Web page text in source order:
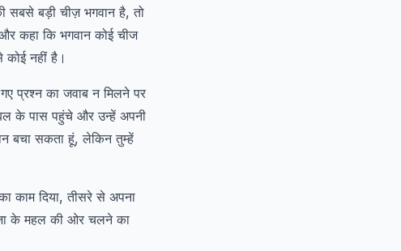
सबसे बड़ी चीज़ भगवान है, तो
कहा कि भगवान कोई चीज
कोई नहीं है।
प्रश्न का जवाब न मिलने पर
के पास पहुंचे और उन्हें अपनी
बचा सकता हूं, लेकिन तुम्हें
काम दिया, तीसरे से अपना
के महल की ओर चलने का